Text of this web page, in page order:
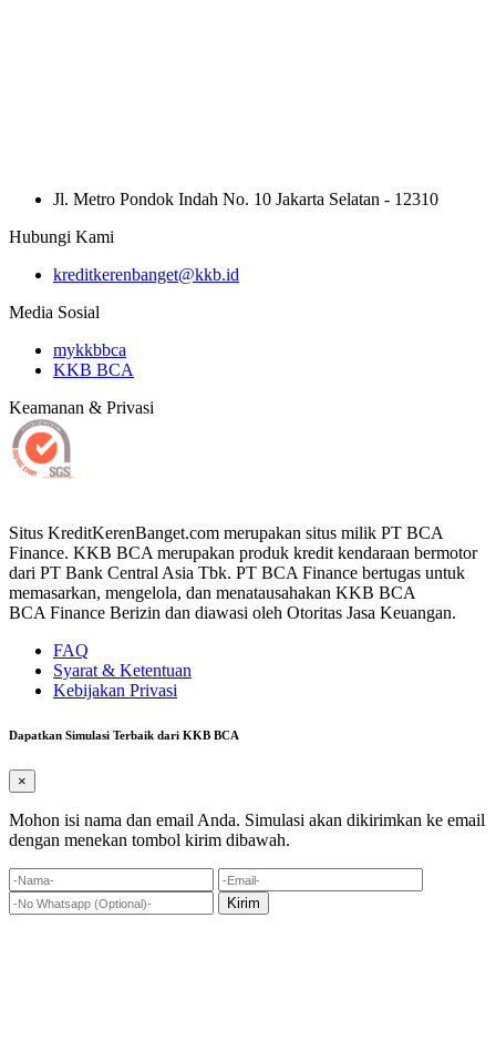
Jl. Metro Pondok Indah No. 10 Jakarta Selatan - 12310
Hubungi Kami
kreditkerenbanget@kkb.id
Media Sosial
mykkbbca
KKB BCA
Keamanan & Privasi
Situs KreditKerenBanget.com merupakan situs milik PT BCA
Finance. KKB BCA merupakan produk kredit kendaraan bermotor
dari PT Bank Central Asia Tbk. PT BCA Finance bertugas untuk
memasarkan, mengelola, dan menatausahakan KKB BCA
BCA Finance Berizin dan diawasi oleh Otoritas Jasa Keuangan.
FAQ
Syarat & Ketentuan
Kebijakan Privasi
Dapatkan Simulasi Terbaik dari KKB BCA
×
Mohon isi nama dan email Anda. Simulasi akan dikirimkan ke email
dengan menekan tombol kirim dibawah.
Kirim